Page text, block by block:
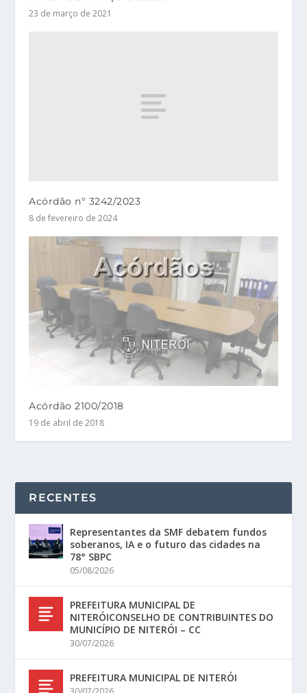
23 de março de 2021
Acórdão nº 3242/2023
8 de fevereiro de 2024
Acórdão 2100/2018
19 de abril de 2018
RECENTES
Representantes da SMF debatem fundos
soberanos, IA e o futuro das cidades na
78° SBPC
05/08/2026
PREFEITURA MUNICIPAL DE
NITERÓICONSELHO DE CONTRIBUINTES DO
MUNICÍPIO DE NITERÓI – CC
30/07/2026
PREFEITURA MUNICIPAL DE NITERÓI